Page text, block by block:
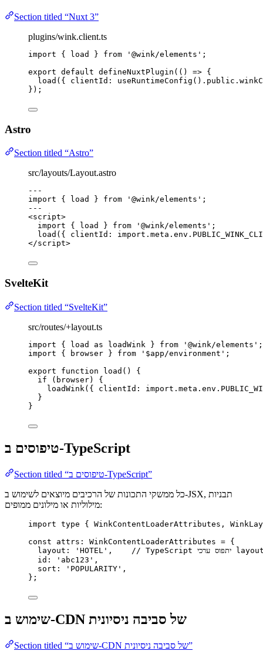
Section titled “Nuxt 3”
plugins/wink.client.ts
import { load } from ' @wink/elements ' ;
export default defineNuxtPlugin ( () => {
load ({ clientId: useRuntimeConfig () . public .
});
Astro
Section titled “Astro”
src/layouts/Layout.astro
---
import { load } from ' @wink/elements ' ;
---
<script>
import { load } from ' @wink/elements ' ;
load ({ clientId: import. meta . env .
</script>
SvelteKit
Section titled “SvelteKit”
src/routes/+layout.ts
import { load as loadWink } from ' @wink/elements ' ;
import { browser } from ' $app/environment ' ;
export
function load ()
{
if (browser) {
loadWink ({ clientId: import. meta . env .
}
}
טיפוסים ב-TypeScript
Section titled “טיפוסים ב-TypeScript”
כל ממשקי התכונות של הרכיבים מיוצאים לשימוש ב-JSX, תבניות
מילוליות או מילונים ממופים:
import type { WinkContentLoaderAttributes,
const attrs : WinkContentLoaderAttributes = {
layout:
' HOTEL ' ,
id:
' abc123 ' ,
sort:
' POPULARITY ' ,
} ;
שימוש ב-CDN של סביבה ניסיונית
Section titled “שימוש ב-CDN של סביבה ניסיונית”